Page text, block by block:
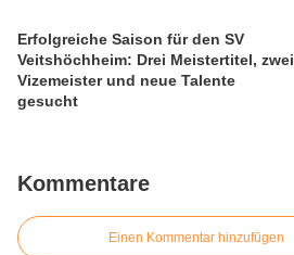
Erfolgreiche Saison für den SV
Veitshöchheim: Drei Meistertitel, zwei
Vizemeister und neue Talente
gesucht
Kommentare
Einen Kommentar hinzufügen